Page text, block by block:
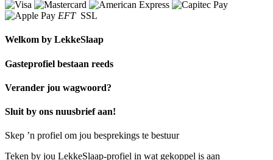
EFT SSL
Welkom by LekkeSlaap
Gasteprofiel bestaan ​​reeds
Verander jou wagwoord?
Sluit by ons nuusbrief aan!
Skep ’n profiel om jou besprekings te bestuur
Teken by jou LekkeSlaap-profiel in wat gekoppel is aan